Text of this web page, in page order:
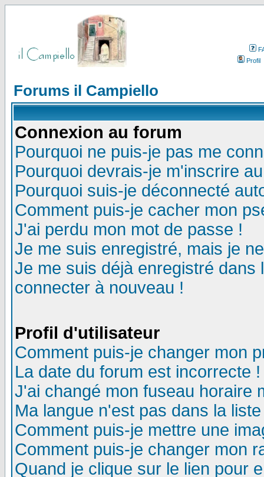
Profil
Forums il Campiello
Connexion au forum
Pourquoi ne puis-je pas me
Pourquoi devrais-je m'inscrire
Pourquoi suis-je déconnecté
Comment puis-je cacher mon
J'ai perdu mon mot de passe !
Je me suis enregistré, mais je
Je me suis déjà enregistré
connecter à nouveau !
Profil d'utilisateur
Comment puis-je changer mon
La date du forum est incorrecte !
J'ai changé mon fuseau horaire
Ma langue n'est pas dans la
Comment puis-je mettre une
Comment puis-je changer mon
Quand je clique sur le lien pour